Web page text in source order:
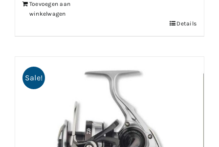
Toevoegen aan
winkelwagen
Details
Sale!